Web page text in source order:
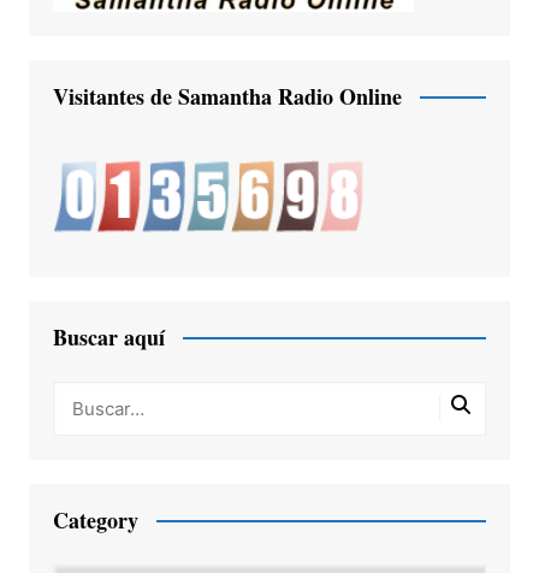
Visitantes de Samantha Radio Online
Buscar aquí
Category